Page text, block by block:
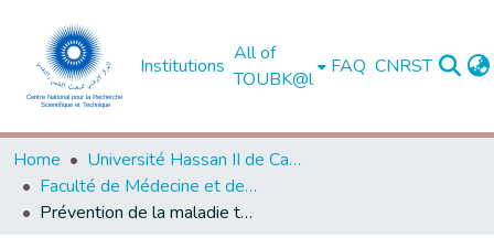
Institutions
All of
TOUBK@l
FAQ CNRST
Home
Université Hassan II de Casablanca
Faculté de Médecine et de Pharmacie - Casablanca
Prévention de la maladie thromboembolique postopératoire à l'hopital Sidi El Bernoussi ( A propos de 620 cas )